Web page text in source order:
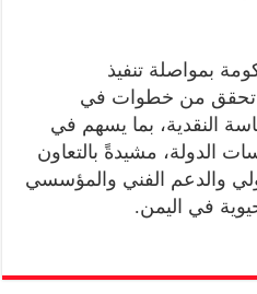
بمواصلة تنفيذ
تحقق من خطوات في
النقدية، بما يسهم في
الدولة، مشيدةً بالتعاون
والدعم الفني والمؤسسي
في اليمن.